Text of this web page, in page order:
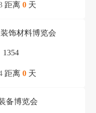
距离0 天
饰材料博览会
1354
距离0 天
备博览会